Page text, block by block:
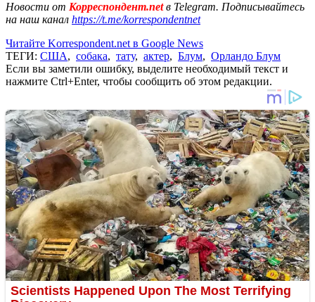
Новости от Корреспондент.netв Telegram. Подписывайтесь
на наш канал https://t.me/korrespondentnet
Читайте Korrespondent.net в Google News
ТЕГИ: США, собака, тату, актер, Блум, Орландо Блум
Если вы заметили ошибку, выделите необходимый текст и
нажмите Ctrl+Enter, чтобы сообщить об этом редакции.